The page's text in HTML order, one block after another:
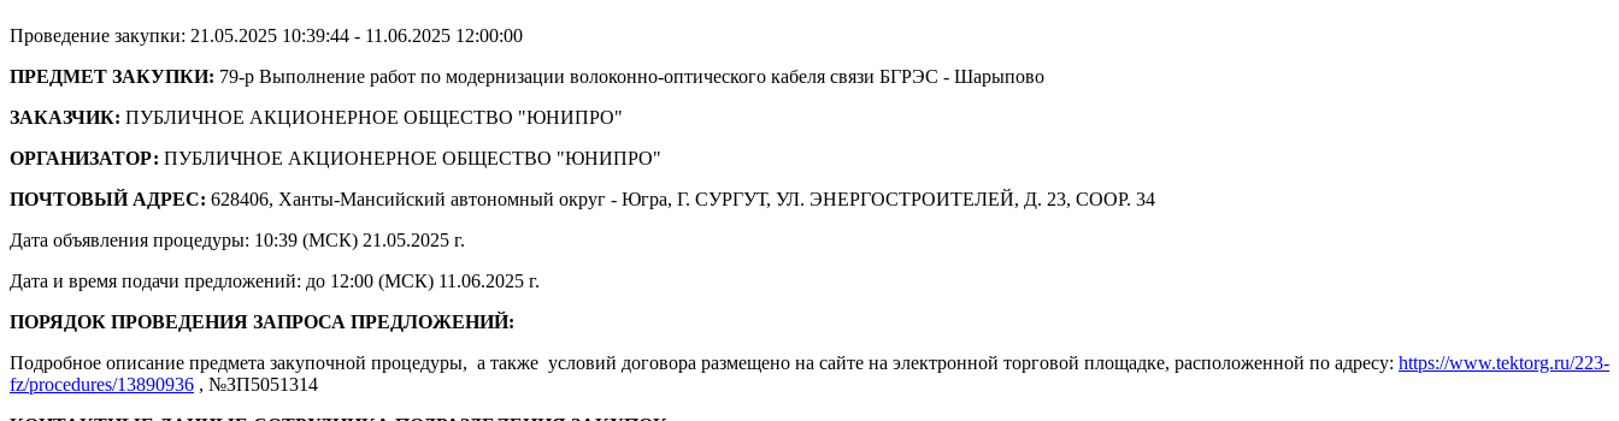
Проведение закупки: 21.05.2025 10:39:44 - 11.06.2025 12:00:00
ПРЕДМЕТ ЗАКУПКИ: 79-р Выполнение работ по модернизации волоконно-оптического кабеля связи БГРЭС - Шарыпово
ЗАКАЗЧИК: ПУБЛИЧНОЕ АКЦИОНЕРНОЕ ОБЩЕСТВО "ЮНИПРО"
ОРГАНИЗАТОР: ПУБЛИЧНОЕ АКЦИОНЕРНОЕ ОБЩЕСТВО "ЮНИПРО"
ПОЧТОВЫЙ АДРЕС: 628406, Ханты-Мансийский автономный округ - Югра, Г. СУРГУТ, УЛ. ЭНЕРГОСТРОИТЕЛЕЙ, Д. 23, СООР. 34
Дата объявления процедуры: 10:39 (МСК) 21.05.2025 г.
Дата и время подачи предложений: до 12:00 (МСК) 11.06.2025 г.
ПОРЯДОК ПРОВЕДЕНИЯ ЗАПРОСА ПРЕДЛОЖЕНИЙ:
Подробное описание предмета закупочной процедуры, а также условий договора размещено на сайте на электронной торговой площадке, расположенной по адресу: https://www.tektorg.ru/223-
fz/procedures/13890936 , №ЗП5051314